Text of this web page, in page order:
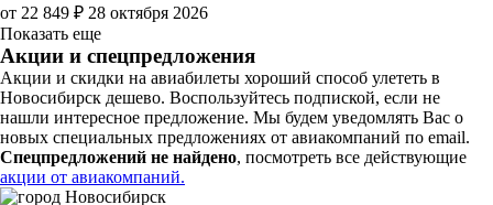
от 22 849 ₽ 28 октября 2026
Показать еще
Акции и спецпредложения
Акции и скидки на авиабилеты хороший способ улететь в
Новосибирск дешево. Воспользуйтесь подпиской, если не
нашли интересное предложение. Мы будем уведомлять Вас о
новых специальных предложениях от авиакомпаний по email.
Спецпредложений не найдено, посмотреть все действующие
акции от авиакомпаний.